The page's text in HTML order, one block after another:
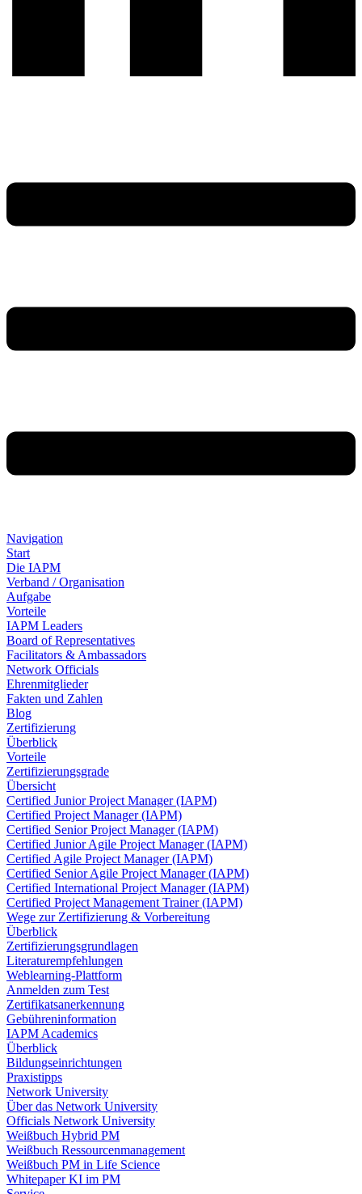
Navigation
Start
Die IAPM
Verband / Organisation
Aufgabe
Vorteile
IAPM Leaders
Board of Representatives
Facilitators & Ambassadors
Network Officials
Ehrenmitglieder
Fakten und Zahlen
Blog
Zertifizierung
Überblick
Vorteile
Zertifizierungsgrade
Übersicht
Certified Junior Project Manager (IAPM)
Certified Project Manager (IAPM)
Certified Senior Project Manager (IAPM)
Certified Junior Agile Project Manager (IAPM)
Certified Agile Project Manager (IAPM)
Certified Senior Agile Project Manager (IAPM)
Certified International Project Manager (IAPM)
Certified Project Management Trainer (IAPM)
Wege zur Zertifizierung & Vorbereitung
Überblick
Zertifizierungsgrundlagen
Literaturempfehlungen
Weblearning-Plattform
Anmelden zum Test
Zertifikatsanerkennung
Gebühreninformation
IAPM Academics
Überblick
Bildungseinrichtungen
Praxistipps
Network University
Über das Network University
Officials Network University
Weißbuch Hybrid PM
Weißbuch Ressourcenmanagement
Weißbuch PM in Life Science
Whitepaper KI im PM